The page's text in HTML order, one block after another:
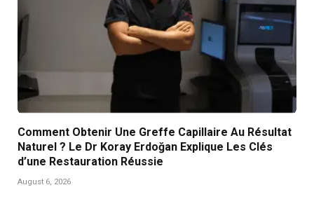
Comment Obtenir Une Greffe Capillaire Au Résultat
Naturel ? Le Dr Koray Erdoğan Explique Les Clés
d’une Restauration Réussie
August 6, 2026